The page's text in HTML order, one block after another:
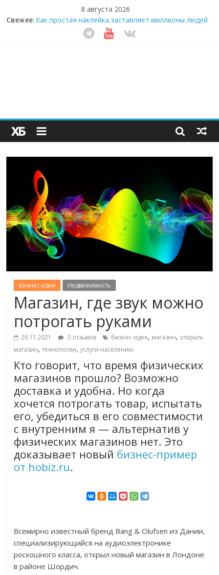
8 августа 2026
Свежее: Кофейная революция в морозилке: замороженные
сливки меняют утренний ритуал
Как простая наклейка заставляет миллионы людей
десятилетия
Бизнес идеи Недвижимость
Магазин, где звук можно
потрогать руками
26.11.2021 0 отзывов бизнес идея, магазин, открыть
магазин,технологии,услуги населению
Кто говорит, что время физических
магазинов прошло? Возможно
доставка и удобна. Но когда
хочется потрогать товар, испытать
его, убедиться в его совместимости
с внутренним я — альтернатив у
физических магазинов нет. Это
доказывает новый бизнес-пример
от hobiz.ru.
Всемирно известный бренд Bang & Olufsen из Дании,
специализирующийся на аудиоэлектронике
роскошного класса, открыл новый магазин в Лондоне
в районе Шордич.